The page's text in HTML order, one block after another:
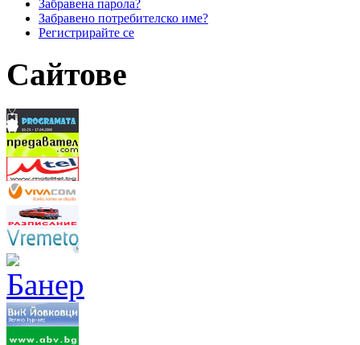
Забравена парола?
Забравено потребителско име?
Регистрирайте се
Сайтове